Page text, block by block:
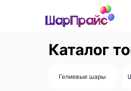
Каталог
Гелиевые шары